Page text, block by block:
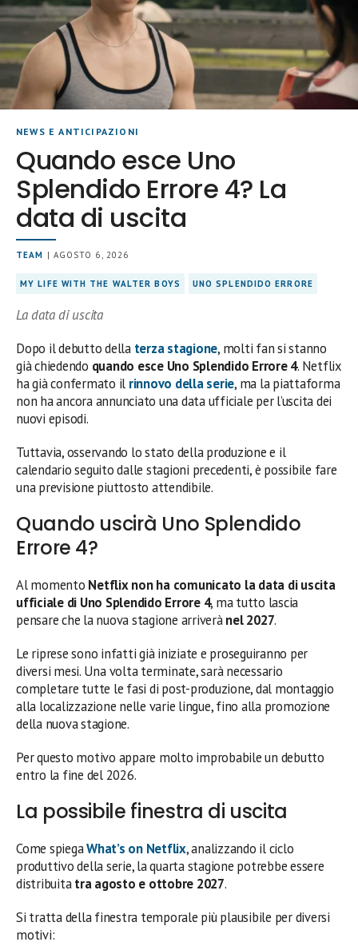
NEWS E ANTICIPAZIONI
Quando esce Uno
Splendido Errore 4? La
data di uscita
TEAM | AGOSTO 6, 2026
MY LIFE WITH THE WALTER BOYS UNO SPLENDIDO ERRORE
La data di uscita
Dopo il debutto della terza stagione, molti fan si stanno
già chiedendo quando esce Uno Splendido Errore 4. Netflix
ha già confermato il rinnovo della serie, ma la piattaforma
non ha ancora annunciato una data ufficiale per l’uscita dei
nuovi episodi.
Tuttavia, osservando lo stato della produzione e il
calendario seguito dalle stagioni precedenti, è possibile fare
una previsione piuttosto attendibile.
Quando uscirà Uno Splendido
Errore 4?
Al momento Netflix non ha comunicato la data di uscita
ufficiale di Uno Splendido Errore 4, ma tutto lascia
pensare che la nuova stagione arriverànel 2027.
Le riprese sono infatti già iniziate e proseguiranno per
diversi mesi. Una volta terminate, sarà necessario
completare tutte le fasi di post-produzione, dal montaggio
alla localizzazione nelle varie lingue, fino alla promozione
della nuova stagione.
Per questo motivo appare molto improbabile un debutto
entro la fine del 2026.
La possibile finestra di uscita
Come spiegaWhat’s on Netflix, analizzando il ciclo
produttivo della serie, la quarta stagione potrebbe essere
distribuitatra agosto e ottobre 2027.
Si tratta della finestra temporale più plausibile per diversi
motivi: